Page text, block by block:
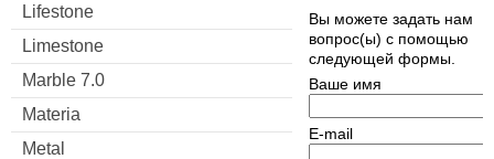
Lifestone
Limestone
Marble 7.0
Materia
Metal
Вы можете задать нам
вопрос(ы) с помощью
следующей формы.
Ваше имя
E-mail